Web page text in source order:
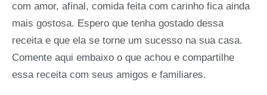
com amor, afinal, comida feita com carinho fica ainda
mais gostosa. Espero que tenha gostado dessa
receita e que ela se torne um sucesso na sua casa.
Comente aqui embaixo o que achou e compartilhe
essa receita com seus amigos e familiares.